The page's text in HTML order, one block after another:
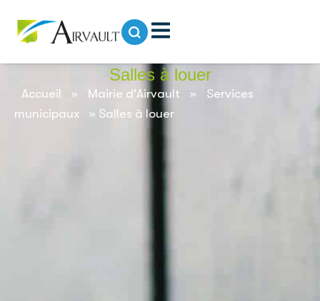
Salles à louer
Accueil » Mairie d’Airvault »
Services
municipaux
» Salles à louer